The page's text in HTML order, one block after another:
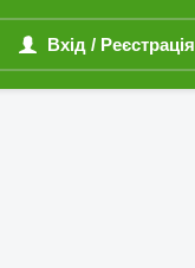
Вхід / Реєстрація